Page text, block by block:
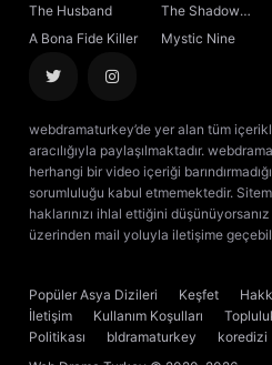
The Husband
The Shadow
Sovereign
A Bona Fide Killer Mystic Nine
webdramaturkey’de yer alan tüm
aracılığıyla paylaşılmaktadır.
herhangi bir video içeriği
sorumluluğu kabul etmemektedir.
haklarınızı ihlal ettiğini
üzerinden mail yoluyla iletişime
Popüler Asya Dizileri Keşfet
İletişim
Kullanım Koşulları
Politikası
bldramaturkey koredizi